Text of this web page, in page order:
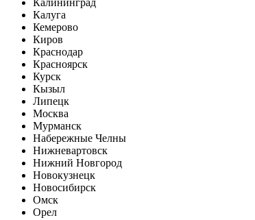
Калуга
Кемерово
Киров
Краснодар
Красноярск
Курск
Кызыл
Липецк
Москва
Мурманск
Набережные Челны
Нижневартовск
Нижний Новгород
Новокузнецк
Новосибирск
Омск
Орел